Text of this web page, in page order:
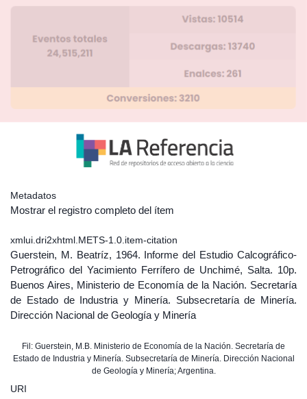
Metadatos
Mostrar el registro completo del ítem
xmlui.dri2xhtml.METS-1.0.item-citation
Guerstein, M. Beatríz, 1964. Informe del Estudio Calcográfico-
Petrográfico del Yacimiento Ferrífero de Unchimé, Salta. 10p.
Buenos Aires, Ministerio de Economía de la Nación. Secretaría
de Estado de Industria y Minería. Subsecretaría de Minería.
Dirección Nacional de Geología y Minería
Fil: Guerstein, M.B. Ministerio de Economía de la Nación. Secretaría de
Estado de Industria y Minería. Subsecretaría de Minería. Dirección Nacional
de Geología y Minería; Argentina.
URI